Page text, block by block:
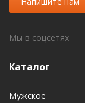
Мы в соцсетях
Каталог
Мужское